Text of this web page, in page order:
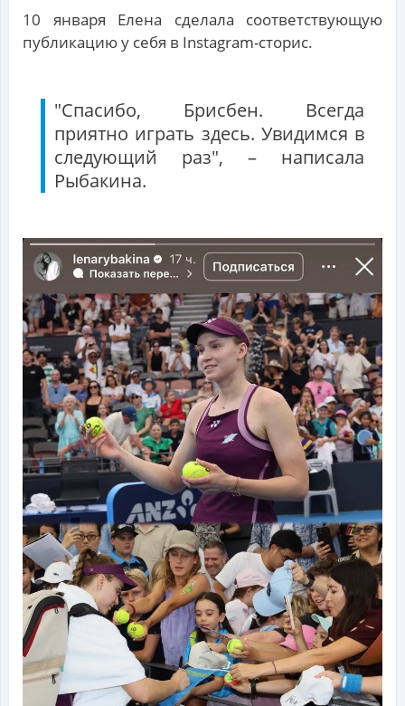
10 января Елена сделала соответствующую
публикацию у себя в Instagram-сторис.
"Спасибо, Брисбен. Всегда
приятно играть здесь. Увидимся в
следующий раз", – написала
Рыбакина.